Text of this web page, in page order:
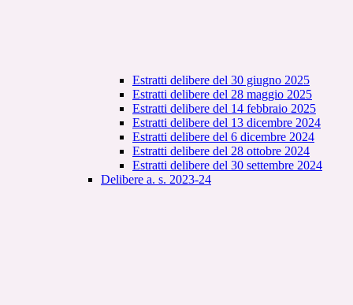
Estratti delibere del 30 giugno 2025
Estratti delibere del 28 maggio 2025
Estratti delibere del 14 febbraio 2025
Estratti delibere del 13 dicembre 2024
Estratti delibere del 6 dicembre 2024
Estratti delibere del 28 ottobre 2024
Estratti delibere del 30 settembre 2024
Delibere a. s. 2023-24